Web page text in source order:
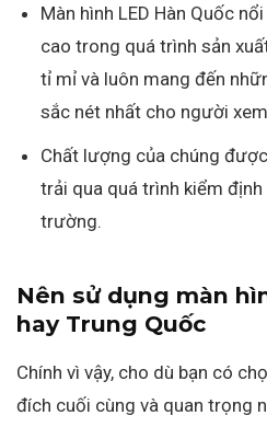
Màn hình LED Hàn Quốc
cao trong quá trình sản
tỉ mỉ và luôn mang đến
sắc nét nhất cho người
Chất lượng của chúng
trải qua quá trình kiểm
trường.
Nên sử dụng màn
hay Trung Quốc
Chính vì vậy, cho dù bạn có
đích cuối cùng và quan trọng